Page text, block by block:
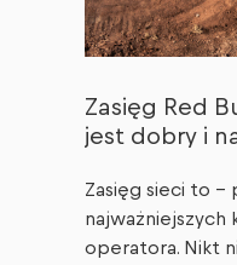
Zasięg Red
jest dobry i
Zasięg sieci to –
operatora. Nikt